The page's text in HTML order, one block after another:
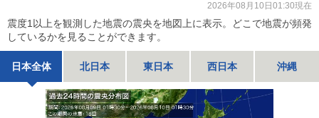
2026年08月10日01:30現在
震度1以上を観測した地震の震央を地図上に表示。どこで地震が頻発
しているかを見ることができます。
日本全体 北日本 東日本 西日本 沖縄